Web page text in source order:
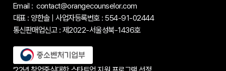
Email : contact@orangecounselor.com
대표 : 양한솔 | 사업자등록번호 : 554-91-02444
통신판매업신고 : 제2022-서울성북-1436호